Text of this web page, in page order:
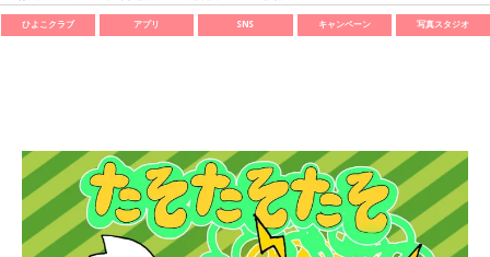
ひよこクラブ アプリ SNS キャンペーン 写真スタジオ